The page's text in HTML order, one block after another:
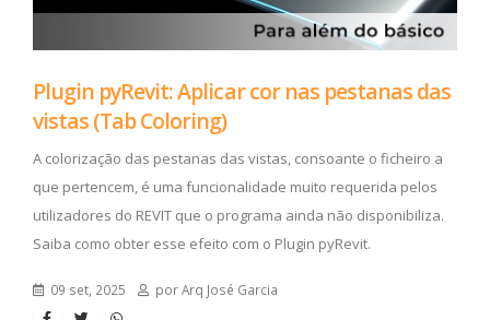
Plugin pyRevit: Aplicar cor nas pestanas das
vistas (Tab Coloring)
A colorização das pestanas das vistas, consoante o ficheiro a
que pertencem, é uma funcionalidade muito requerida pelos
utilizadores do REVIT que o programa ainda não disponibiliza.
Saiba como obter esse efeito com o Plugin pyRevit.
09 set, 2025 por Arq José Garcia